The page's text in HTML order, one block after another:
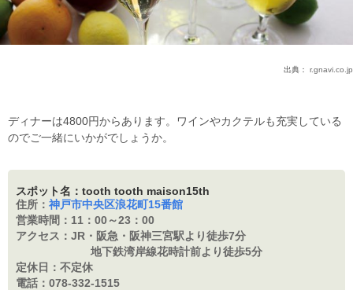
出典： r.gnavi.co.jp
ディナーは4800円からあります。ワインやカクテルも充実している
のでご一緒にいかがでしょうか。
スポット名：tooth tooth maison15th
住所： 神戸市中央区浪花町15番館
営業時間： 11：00～23：00
アクセス： JR・阪急・阪神三宮駅より徒歩7分
地下鉄湾岸線花時計前より徒歩5分
定休日： 不定休
電話： 078-332-1515